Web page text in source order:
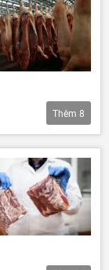
Thêm 8